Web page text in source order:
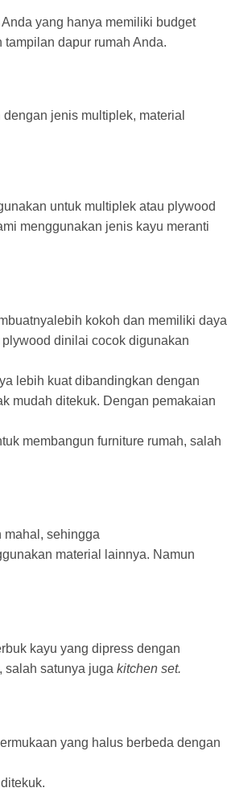
yang hanya memiliki budget
dapur rumah Anda.
jenis multiplek, material
untuk multiplek atau plywood
menggunakan jenis kayu meranti
kokoh dan memiliki daya
dinilai cocok digunakan
lebih kuat dibandingkan dengan
mudah ditekuk. Dengan pemakaian
membangun furniture rumah, salah
mahal, sehingga
material lainnya. Namun
kayu yang dipress dengan
, salah satunya juga kitchen set.
yang halus berbeda dengan